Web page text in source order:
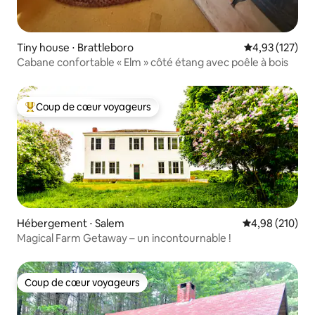
Tiny house ⋅ Brattleboro Évaluation
4,93 (127)
Cabane confortable « Elm » côté étang avec poêle à bois
Coups de cœur voyageurs les plus appréciés
Coup de cœur voyageurs
Hébergement ⋅ Salem Évaluation
4,98 (210)
Magical Farm Getaway – un incontournable !
Coup de cœur voyageurs
Coup de cœur voyageurs